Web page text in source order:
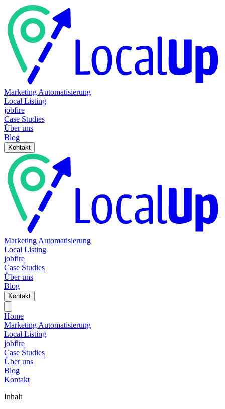
Marketing Automatisierung
Local Listing
jobfire
Case Studies
Über uns
Blog
Kontakt
Marketing Automatisierung
Local Listing
jobfire
Case Studies
Über uns
Blog
Kontakt
Home
Marketing Automatisierung
Local Listing
jobfire
Case Studies
Über uns
Blog
Kontakt
Inhalt